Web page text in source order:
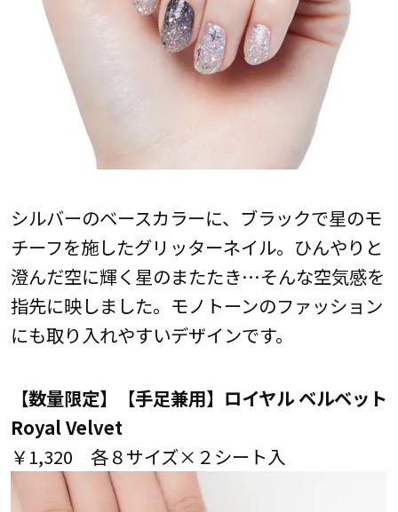
シルバーのベースカラーに、ブラックで星のモ
チーフを施したグリッターネイル。ひんやりと
澄んだ空に輝く星のまたたき…そんな空気感を
指先に映しました。モノトーンのファッション
にも取り入れやすいデザインです。
【数量限定】【手足兼用】ロイヤル ベルベット
Royal Velvet
￥1,320 各８サイズ×２シート入